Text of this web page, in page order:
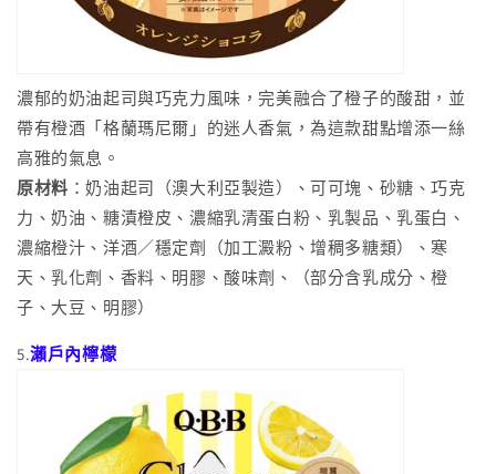
濃郁的奶油起司與巧克力風味，完美融合了橙子的酸甜，並
帶有橙酒「格蘭瑪尼爾」的迷人香氣，為這款甜點增添一絲
高雅的氣息。
原材料 ：奶油起司（澳大利亞製造）、可可塊、砂糖、巧克
力、奶油、糖漬橙皮、濃縮乳清蛋白粉、乳製品、乳蛋白、
濃縮橙汁、洋酒／穩定劑（加工澱粉、增稠多糖類）、寒
天、乳化劑、香料、明膠、酸味劑、（部分含乳成分、橙
子、大豆、明膠）
5.瀨戶內檸檬